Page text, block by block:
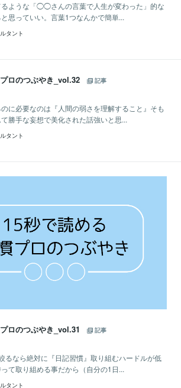
るような「◯◯さんの言葉で人生が変わった」的な
思っていい。言葉1つなんかで簡単...
タント
ロのつぶやき_vol.32
記事
に必要なのは『人間の弱さを理解すること』そも
勝手な妄想で美化された話強いと思...
タント
ロのつぶやき_vol.31
記事
るなら絶対に『日記習慣』取り組むハードルが低
て取り組める事だから（自分の1日...
タント